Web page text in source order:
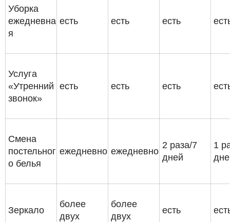
Уборка
ежедневна
я
есть есть есть
Услуга
«Утренний
звонок»
есть есть есть
Смена
постельног
о белья
ежедневно ежедневно
2 раза/7
дней
1
Зеркало
более
двух
более
двух
есть